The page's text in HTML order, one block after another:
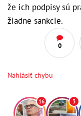
že ich podpisy sú
žiadne sankcie.
0
Nahlásiť chybu
16 3